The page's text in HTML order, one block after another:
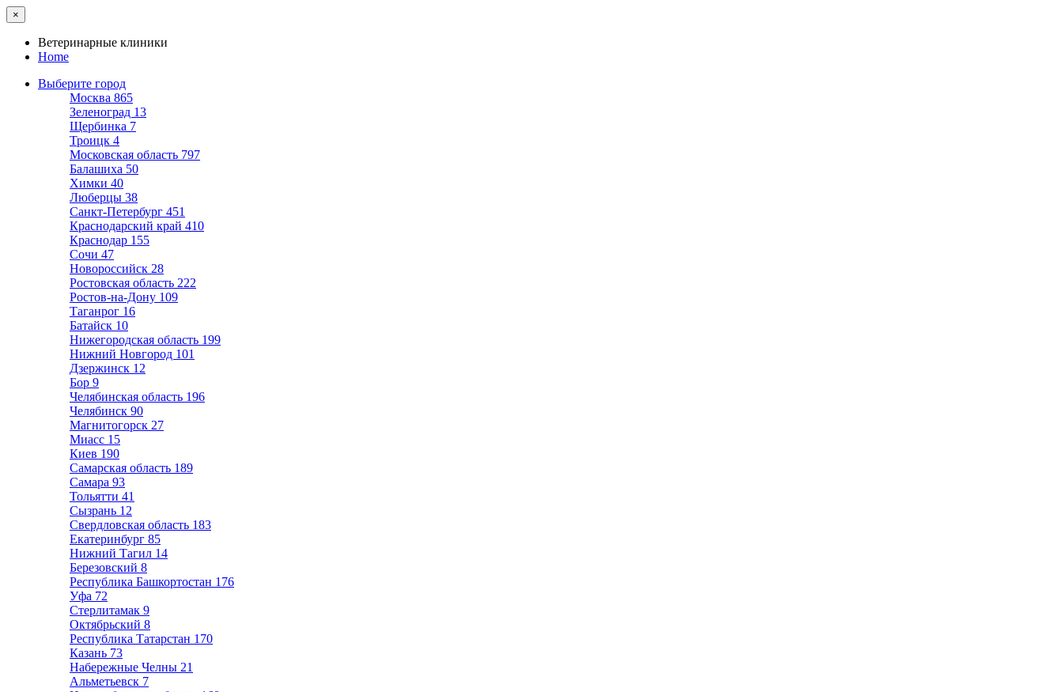
×
Ветеринарные клиники
Home
Выберите город
Москва 865
Зеленоград 13
Щербинка 7
Троицк 4
Московская область 797
Балашиха 50
Химки 40
Люберцы 38
Санкт-Петербург 451
Краснодарский край 410
Краснодар 155
Сочи 47
Новороссийск 28
Ростовская область 222
Ростов-на-Дону 109
Таганрог 16
Батайск 10
Нижегородская область 199
Нижний Новгород 101
Дзержинск 12
Бор 9
Челябинская область 196
Челябинск 90
Магнитогорск 27
Миасс 15
Киев 190
Самарская область 189
Самара 93
Тольятти 41
Сызрань 12
Свердловская область 183
Екатеринбург 85
Нижний Тагил 14
Березовский 8
Республика Башкортостан 176
Уфа 72
Стерлитамак 9
Октябрьский 8
Республика Татарстан 170
Казань 73
Набережные Челны 21
Альметьевск 7